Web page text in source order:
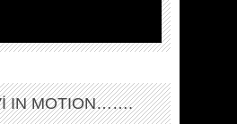
IN MOTION…….